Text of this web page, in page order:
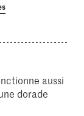
aussi
dorade